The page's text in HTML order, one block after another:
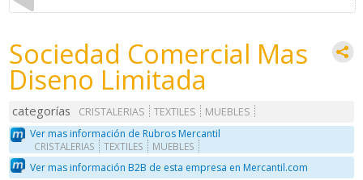
Sociedad Comercial Mas
Diseno Limitada
categorías CRISTALERIAS TEXTILES
MUEBLES
Ver mas información de Rubros Mercantil
CRISTALERIAS TEXTILES MUEBLES
Ver mas información B2B de esta empresa en Mercantil.com